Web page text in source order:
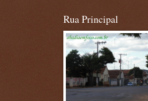
Rua Principal